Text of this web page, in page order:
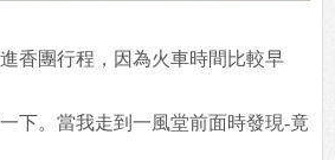
香團行程，因為火車時間比較早
下。當我走到一風堂前面時發現-竟